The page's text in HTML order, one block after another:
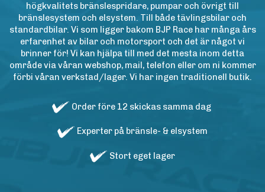
högkvalitets bränslespridare, pumpar och övrigt till
bränslesystem och elsystem. Till både tävlingsbilar och
standardbilar. Vi som ligger bakom BJP Race har många års
erfarenhet av bilar och motorsport och det är något vi
brinner för! Vi kan hjälpa till med det mesta inom detta
område via våran webshop, mail, telefon eller om ni kommer
förbi våran verkstad/lager. Vi har ingen traditionell butik.
Order före 12 skickas samma dag
Experter på bränsle- & elsystem
Stort eget lager